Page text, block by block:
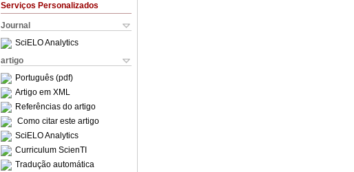
Serviços Personalizados
Journal
SciELO Analytics
artigo
Português (pdf)
Artigo em XML
Referências do artigo
Como citar este artigo
SciELO Analytics
Curriculum ScienTI
Tradução automática